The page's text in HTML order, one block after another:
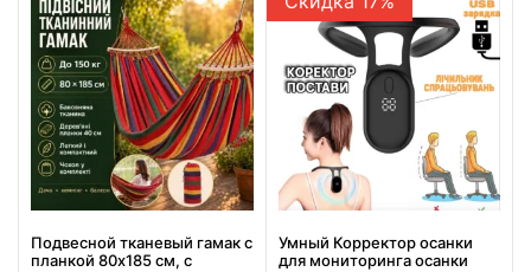
Подвесной тканевый гамак с
планкой 80х185 см, с
Умный Корректор осанки
для мониторинга осанки